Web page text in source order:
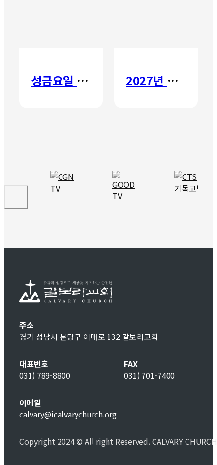
성금요일 칸타타 2027년 갈보리 어학원 유치부 신입생 모집
주소
경기 성남시 분당구 이매로 132 갈보리교회
대표번호
031) 789-8800
FAX
031) 701-7400
이메일
calvary@icalvarychurch.org
Copyright 2024 © All right Reserved. CALVARY CHURCH